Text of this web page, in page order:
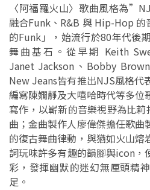
〈阿福羅火山〉歌曲風格為
融合Funk、R&B 與 Hip-Hop
的Funk」，始流行於80年代後
舞曲基石。從早期 Keith
Janet Jackson、Bobby
New Jeans皆有推出NJS風格代
編寫陳嫺靜及大嘻哈時代等多位
寫作，以嶄新的音樂視野為比
曲；金曲製作人廖偉傑擔任歌
的復古舞曲律動，與猶如火山
詞玩味許多有趣的韻腳與icon，
彩，發揮幽默的迷幻無厘頭精
足。